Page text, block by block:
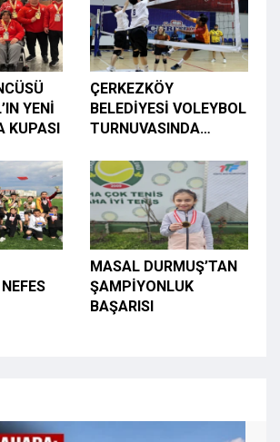
FORMA
YENİ
KUPASI
ÇERKEZKÖY
BELEDİYESİ VOLEYBOL
TURNUVASINDA
FIRTINASI ESTİ
MASAL DURMUŞ’TAN
ŞAMPİYONLUK
BAŞARISI